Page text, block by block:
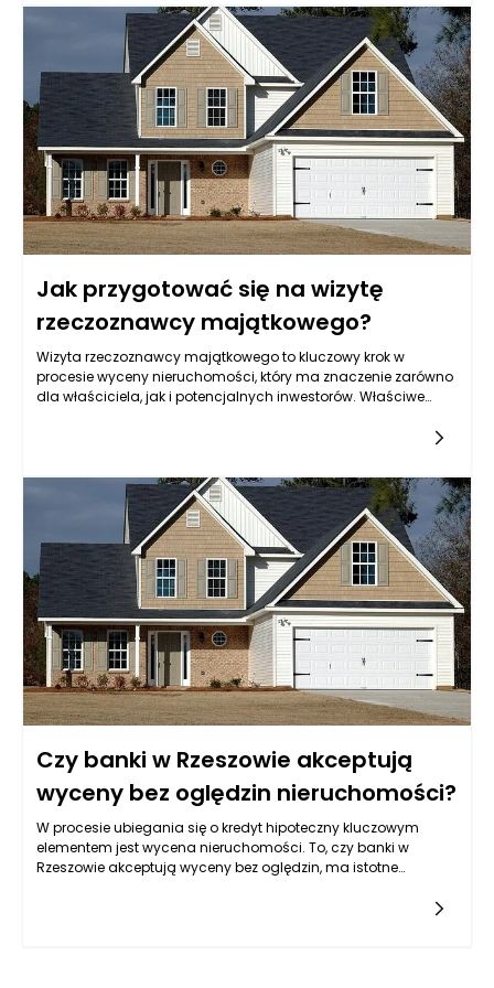
pytania potencjalnych nabywców oraz wykazać się
zaangażowaniem i wiedzą na temat lokalizacji. Z drugiej
strony, niektórzy eksperci od wyceny nieruchomości Rzeszów
twierdzą, że obecność właściciela może wprowadzać
niepotrzebny stres. Potencjalni kupcy mogą czuć się
skrępowani, co może wpływać na ich decyzje.
Jak przygotować się na wizytę
rzeczoznawcy majątkowego?
Wizyta rzeczoznawcy majątkowego to kluczowy krok w
procesie wyceny nieruchomości, który ma znaczenie zarówno
dla właściciela, jak i potencjalnych inwestorów. Właściwe
uzyskania rzetelnej wyceny, ale także dla zrozumienia całego
ocenia wartość nieruchomości, bazując na szeregu
czynników, łącząc w sobie wiedzę prawną, techniczną oraz
analityczną. Przyjrzyjmy się zatem, co należy zrobić, aby
efektywnie przygotować się na taką wizytę, zwłaszcza w
kontekście wyceny nieruchomości Rzeszów.
Czy banki w Rzeszowie akceptują
wyceny bez oględzin nieruchomości?
W procesie ubiegania się o kredyt hipoteczny kluczowym
elementem jest wycena nieruchomości. To, czy banki w
Rzeszowie akceptują wyceny bez oględzin, ma istotne